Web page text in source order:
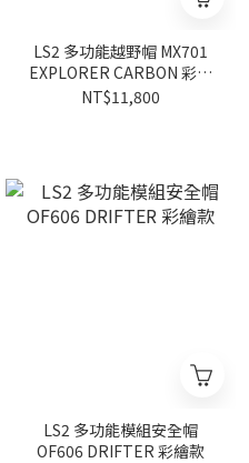
LS2 多功能越野帽 MX701
EXPLORER CARBON 彩繪
款
NT$11,800
LS2 多功能模組安全帽
OF606 DRIFTER 彩繪款